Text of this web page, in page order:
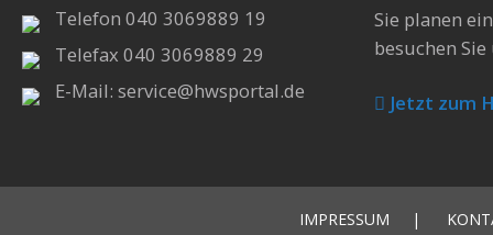
Telefon 040 3069889 19
Telefax 040 3069889 29
E-Mail: service@hwsportal.de
Sie planen
besuchen
Jetzt zum
IMPRESSUM